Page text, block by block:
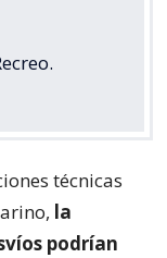
técnicas
la
podrían